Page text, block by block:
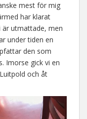
mest för mig
har klarat
är utmattade, men
under tiden en
den som
Imorse gick vi en
och åt